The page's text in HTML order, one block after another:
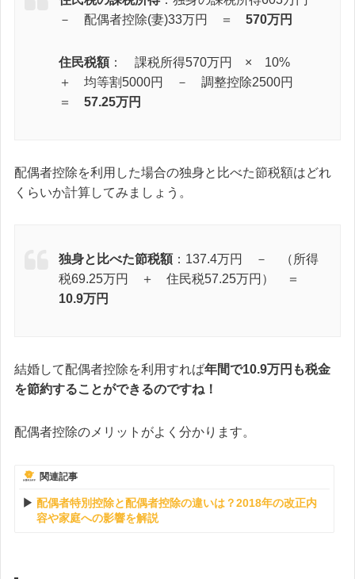
－ 配偶者控除(妻)33万円 ＝ 570万円
住民税額： 課税所得570万円 × 10%
＋ 均等割5000円 － 調整控除2500円
＝ 57.25万円
配偶者控除を利用した場合の独身と比べた節税額はどれ
くらいか計算してみましょう。
独身と比べた節税額：137.4万円 － （所得
税69.25万円 ＋ 住民税57.25万円） ＝
10.9万円
結婚して配偶者控除を利用すれば年間で10.9万円も税金
を節約することができるのですね！
配偶者控除のメリットがよく分かります。
関連記事
配偶者特別控除と配偶者控除の違いは？2018年の改正内
容や家庭への影響を解説